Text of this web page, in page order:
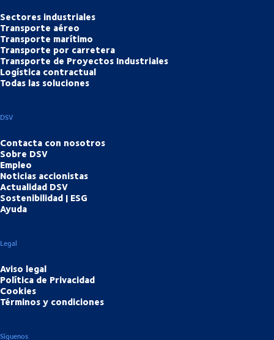
Sectores industriales
Transporte aéreo
Transporte marítimo
Transporte por carretera
Transporte de Proyectos Industriales
Logística contractual
Todas las soluciones
DSV
Contacta con nosotros
Sobre DSV
Empleo
Noticias accionistas
Actualidad DSV
Sostenibilidad | ESG
Ayuda
Legal
Aviso legal
Política de Privacidad
Cookies
Términos y condiciones
Síguenos